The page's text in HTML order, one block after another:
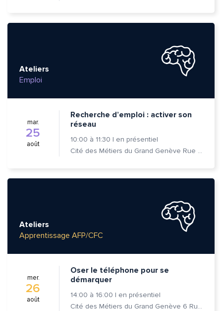
Ateliers
Emploi
mar.
25
août
Recherche d’emploi : activer son
réseau
10:00 à 11:30 | en présentiel
Cité des Métiers du Grand Genève Rue Prévost-Martin 6 1205 Genève
Ateliers
Apprentissage AFP/CFC
mer.
26
août
Oser le téléphone pour se
démarquer
14:00 à 16:00 | en présentiel
Cité des Métiers du Grand Genève 6 Rue Prévost-Martin 1205 Genève
Message*
Quelle est la pertinence de cette page?
Commentaire*